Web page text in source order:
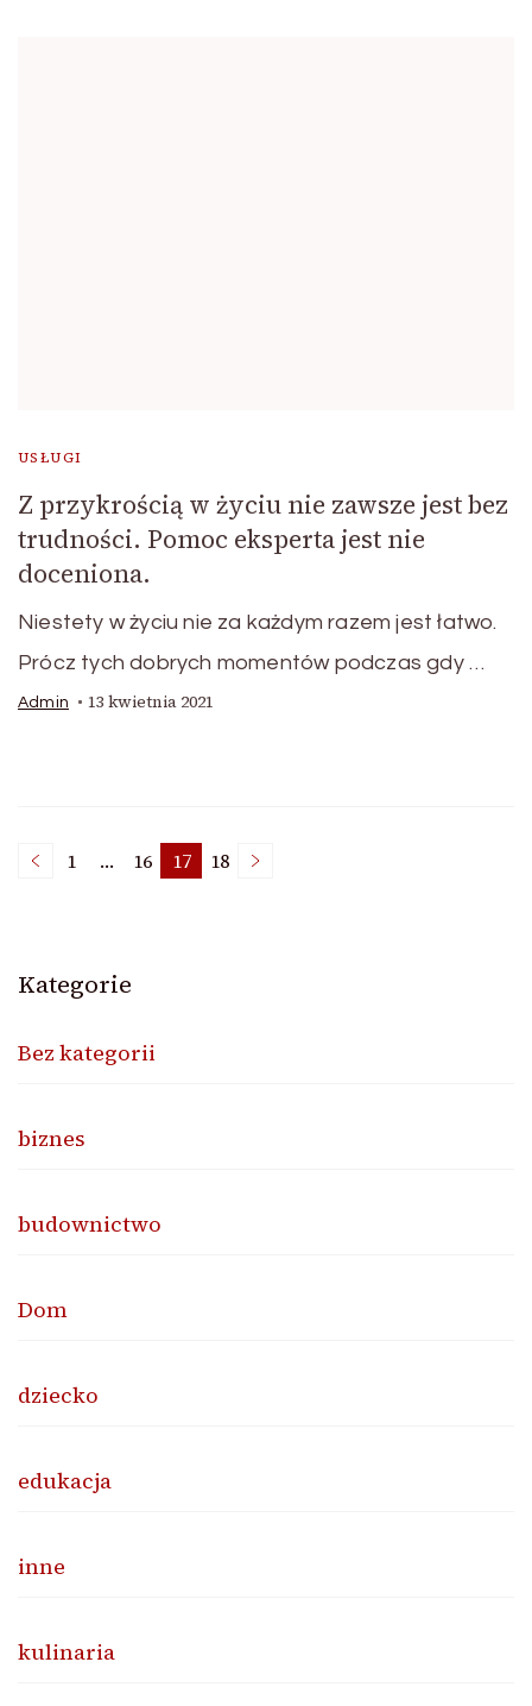
USŁUGI
Z przykrością w życiu nie zawsze jest bez
trudności. Pomoc eksperta jest nie
doceniona.
Niestety w życiu nie za każdym razem jest łatwo.
Prócz tych dobrych momentów podczas gdy …
Admin 13 kwietnia 2021
Nawigacja
wpisach
Strona
1 … Strona
16 Strona
17 Strona
18
Kategorie
Bez kategorii
biznes
budownictwo
Dom
dziecko
edukacja
inne
kulinaria